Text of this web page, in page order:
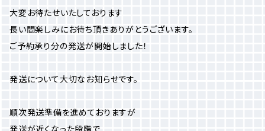
大変お待たせいたしております
長い間楽しみにお待ち頂きありがとうございます。
ご予約承り分の発送が開始しました！
発送について大切なお知らせです。
順次発送準備を進めておりますが
発送が近くなった段階で